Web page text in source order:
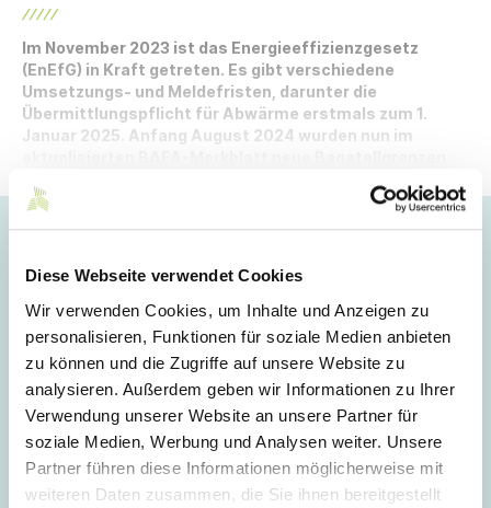
Diese Webseite verwendet Cookies
Wir verwenden Cookies, um Inhalte und Anzeigen zu
personalisieren, Funktionen für soziale Medien anbieten
zu können und die Zugriffe auf unsere Website zu
analysieren. Außerdem geben wir Informationen zu Ihrer
Verwendung unserer Website an unsere Partner für
soziale Medien, Werbung und Analysen weiter. Unsere
Partner führen diese Informationen möglicherweise mit
weiteren Daten zusammen, die Sie ihnen bereitgestellt
Im November 2023 ist das Energieeffizienzgesetz
(EnEfG) in Kraft getreten. Es gibt verschiedene
Umsetzungs- und Meldefristen, darunter die
Übermittlungspflicht für Abwärme erstmals zum 1.
Januar 2025. Anfang August 2024 wurden nun im
Hoppla!
Dieser Artikel ist nur für Mitglieder sichtbar.
Login
E-Mail